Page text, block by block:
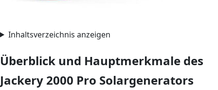
Inhaltsverzeichnis anzeigen
Überblick und Hauptmerkmale des
Jackery 2000 Pro Solargenerators